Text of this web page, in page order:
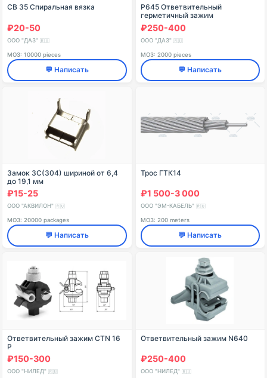
СВ 35 Спиральная вязка
₽20-50
ООО "ДАЗ" 🇷🇺
МОЗ: 10000 pieces
💬 Написать
Р645 Ответвительный
герметичный зажим
₽250-400
ООО "ДАЗ" 🇷🇺
МОЗ: 2000 pieces
💬 Написать
Замок ЗС(304) шириной от 6,4
до 19,1 мм
₽15-25
ООО "АКВИЛОН" 🇷🇺
МОЗ: 20000 packages
💬 Написать
Трос ГТК14
₽1 500-3 000
ООО "ЭМ-КАБЕЛЬ" 🇷🇺
МОЗ: 200 meters
💬 Написать
Ответвительный зажим CTN 16
P
₽150-300
ООО "НИЛЕД" 🇷🇺
Ответвительный зажим N640
₽250-400
ООО "НИЛЕД" 🇷🇺